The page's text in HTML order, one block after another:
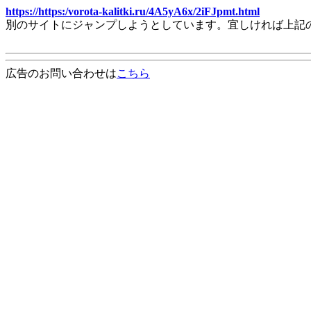
https://https:/vorota-kalitki.ru/4A5yA6x/2iFJpmt.html
別のサイトにジャンプしようとしています。宜しければ上
広告のお問い合わせはこちら